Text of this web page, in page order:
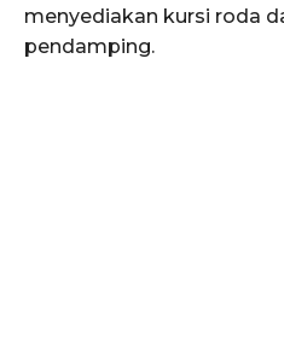
menyediakan kursi roda
pendamping.